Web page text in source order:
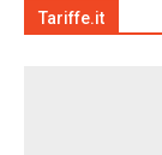
Tariffe.it